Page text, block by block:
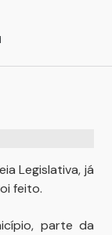
Legislativa, já
feito.
parte da